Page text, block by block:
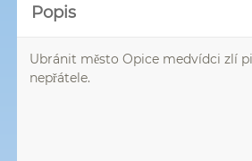
Popis
Ubránit město Opice medvídci zlí
nepřátele.